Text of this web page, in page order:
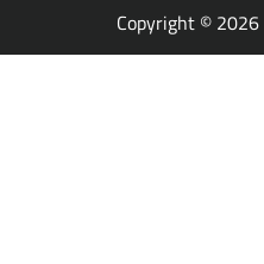
Copyright © 2026